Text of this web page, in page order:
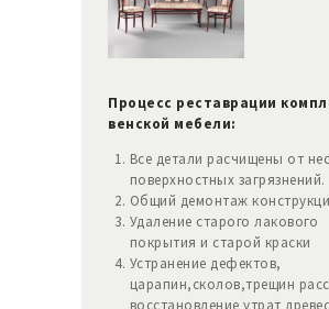
Процесс реставрации
венской мебели:
Все детали расчищены от
поверхностных загрязнений.
Общий демонтаж
Удаление старого лакового
покрытия и старой краски
Устранение дефектов,
царапин,сколов,трещин